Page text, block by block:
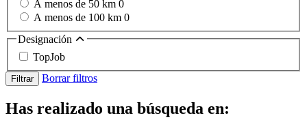
A menos de 50 km 0
A menos de 100 km 0
Designación
TopJob
Filtrar Borrar filtros
Has realizado una búsqueda en: